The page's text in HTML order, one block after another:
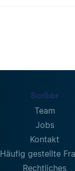
Scribbr
Team
Jobs
Kontakt
Häufig gestellte
Rechtliches